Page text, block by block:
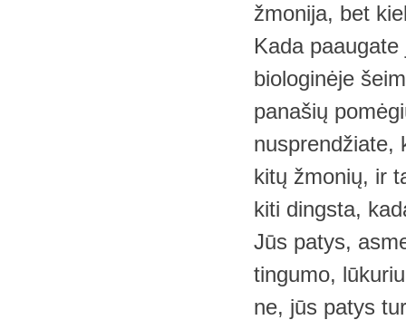
žmonija, bet
Kada
biologinėje
panašių
nusprendžiate,
kitų žmonių, ir
kiti dingsta,
Jūs patys,
tingumo,
ne, jūs patys